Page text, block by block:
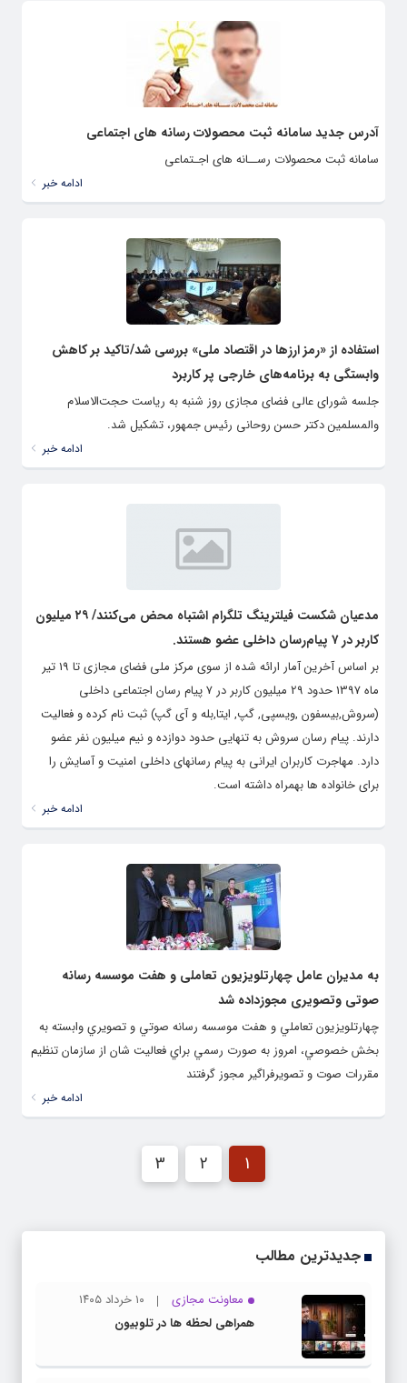
آدرس جدید سامانه ثبت محصولات رسانه های اجتماعی
سامانه ثبت محصولات رســانه های اجـتماعی
ادامه خبر
استفاده از «رمز ارزها در اقتصاد ملی» بررسی شد/تاکید بر کاهش
وابستگی به برنامه‌های خارجی پر کاربرد
جلسه شورای عالی فضای مجازی روز شنبه به ریاست حجت‌الاسلام
والمسلمین دکتر حسن روحانی رئیس جمهور، تشکیل شد.
ادامه خبر
مدعیان شکست فیلترینگ تلگرام اشتباه محض می‌کنند/ ۲۹ میلیون
کاربر در ۷ پیام‌رسان داخلی عضو هستند.
بر اساس آخرین آمار ارائه شده از سوی مرکز ملی فضای مجازی تا 19 تیر
ماه 1397 حدود 29 میلیون کاربر در 7 پیام رسان اجتماعی داخلی
(سروش,بیسفون ,ویسپی, گپ, ایتا,بله و آی گپ) ثبت نام کرده و فعالیت
دارند. پیام رسان سروش به تنهایی حدود دوازده و نیم میلیون نفر عضو
دارد. مهاجرت کاربران ایرانی به پیام رسانهای داخلی امنیت و آسایش را
برای خانواده ها بهمراه داشته است.
ادامه خبر
به مدیران عامل چهارتلویزیون تعاملی و هفت موسسه رسانه
صوتی وتصویری مجوزداده شد
چهارتلويزيون تعاملي و هفت موسسه رسانه صوتي و تصويري وابسته به
بخش خصوصي، امروز به صورت رسمي براي فعاليت شان از سازمان تنظيم
مقررات صوت و تصويرفراگير مجوز گرفتند
ادامه خبر
1
2
3
جدیدترین مطالب
معاونت مجازی
۱۰ خرداد ۱۴۰۵
همراهی لحظه ها در تلوبیون